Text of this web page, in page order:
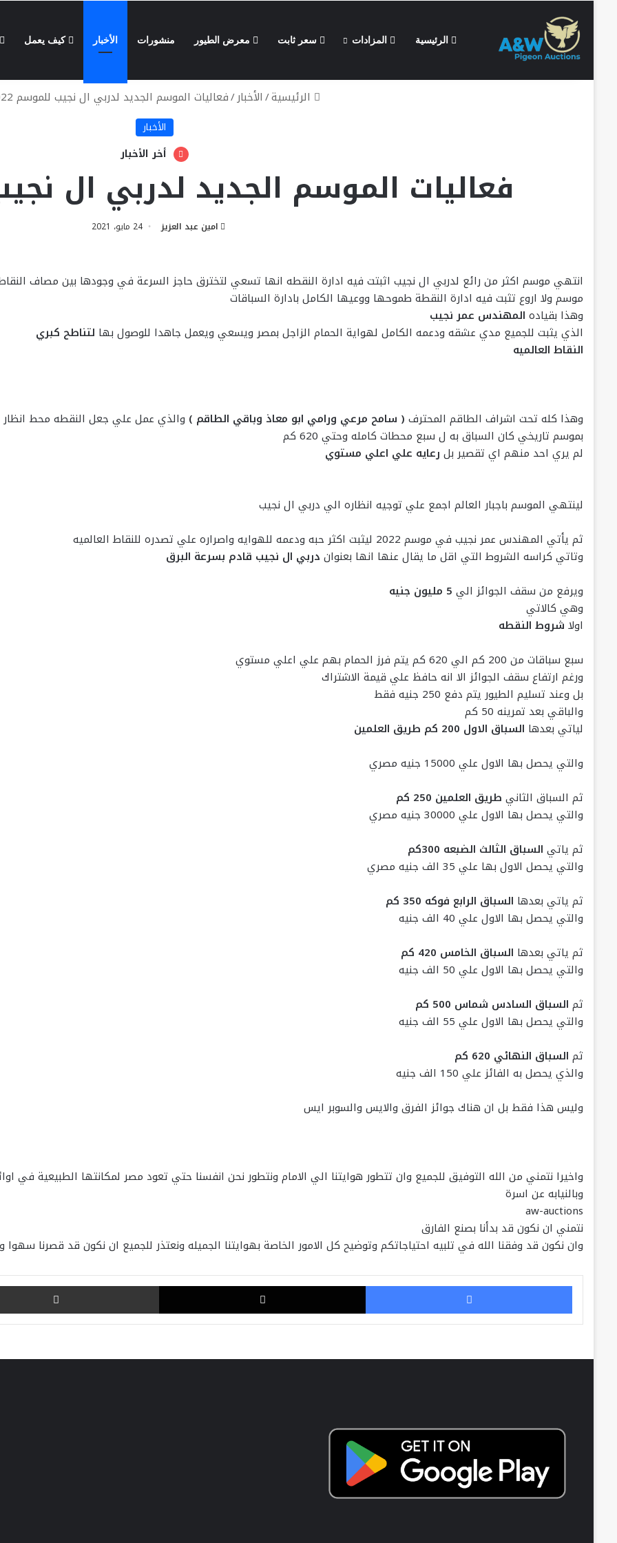
الرئيسية المزادات سعر ثابت معرض الطيور منشورات الأخبار كيف يعمل
السبت, أغسطس 8 2026
الرئيسية/الأخبار/فعاليات الموسم الجديد لدربي ال نجيب للموسم 2022
الأخبار
أخر الأخبار
فعاليات الموسم الجديد لدربي ال نجيب
امين عبد العزيز 24 مايو، 2021
انتهي موسم اكثر من رائع لدربي ال نجيب اثبتت فيه ادارة النقطه انها تسعي لتخترق حاجز السرعة في وجودها بين مصاف النقاط
موسم ولا اروع تثبت فيه ادارة النقطة طموحها ووعيها الكامل بادارة السباقات
وهذا بقياده المهندس عمر نجيب
الذي يثبت للجميع مدي عشقه ودعمه الكامل لهواية الحمام الزاجل بمصر ويسعي ويعمل جاهدا للوصول بها لتناطح كبري
النقاط العالميه
وهذا كله تحت اشراف الطاقم المحترف( سامح مرعي ورامي ابو معاذ وباقي الطاقم ) والذي عمل علي جعل النقطه محط انظار
بموسم تاريخي كان السباق به ل سبع محطات كامله وحتي 620 كم
لم يري احد منهم اي تقصير بل رعايه علي اعلي مستوي
لينتهي الموسم باجبار العالم اجمع علي توجيه انظاره الي دربي ال نجيب
ثم يأتي المهندس عمر نجيب في موسم 2022 ليثبت اكثر حبه ودعمه للهوايه واصراره علي تصدره للنقاط العالميه
وتاتي كراسه الشروط التي اقل ما يقال عنها انها بعنوان دربي ال نجيب قادم بسرعة البرق
ويرفع من سقف الجوائز الي5 مليون جنيه
وهي كالاتي
اولا شروط النقطه
سبع سباقات من 200 كم الي 620 كم يتم فرز الحمام بهم علي اعلي مستوي
ورغم ارتفاع سقف الجوائز الا انه حافظ علي قيمة الاشتراك
بل وعند تسليم الطيور يتم دفع 250 جنيه فقط
والباقي بعد تمرينه 50 كم
لياتي بعدها السباق الاول 200 كم طريق العلمين
والتي يحصل بها الاول علي 15000 جنيه مصري
ثم السباق الثاني طريق العلمين 250 كم
والتي يحصل بها الاول علي 30000 جنيه مصري
ثم ياتي السباق الثالث الضبعه 300كم
والتي يحصل الاول بها علي 35 الف جنيه مصري
ثم ياتي بعدها السباق الرابع فوكه 350 كم
والتي يحصل بها الاول علي 40 الف جنيه
ثم ياتي بعدها السباق الخامس 420 كم
والتي يحصل بها الاول علي 50 الف جنيه
ثمالسباق السادس شماس 500 كم
والتي يحصل بها الاول علي 55 الف جنيه
ثم السباق النهائي 620 كم
والذي يحصل به الفائز علي 150 الف جنيه
وليس هذا فقط بل ان هناك جوائز الفرق والايس والسوبر ايس
واخيرا نتمني من الله التوفيق للجميع وان تتطور هوايتنا الي الامام ونتطور نحن انفسنا حتي تعود مصر لمكانتها الطبيعية في
وبالنيابه عن اسرة
aw-auctions
نتمني ان نكون قد بدأنا بصنع الفارق
وان نكون قد وفقنا الله في تلبيه احتياجاتكم وتوضيح كل الامور الخاصة بهوايتنا الجميله ونعتذر للجميع ان نكون قد قصرنا
فيسبوك ‫X